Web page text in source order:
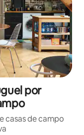
por
casas de campo